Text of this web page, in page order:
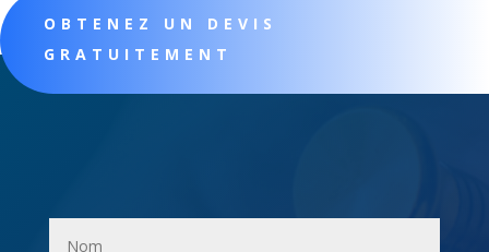
OBTENEZ UN DEVIS
GRATUITEMENT